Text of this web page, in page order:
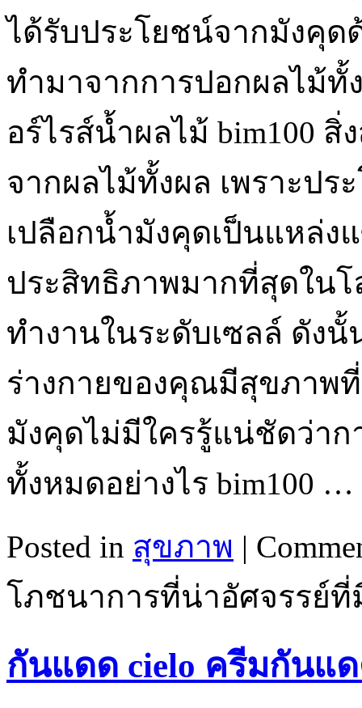
ได้รับประโยชน์จากมังคุ
ทำมาจากการปอกผลไม้ทั้
อร์ไรส์น้ำผลไม้ bim100
จากผลไม้ทั้งผล เพราะป
เปลือกน้ำมังคุดเป็นแหล่
ประสิทธิภาพมากที่สุดในโ
ทำงานในระดับเซลล์ ดัง
ร่างกายของคุณมีสุขภาพ
มังคุดไม่มีใครรู้แน่ชัดว่า
ทั้งหมดอย่างไร bim100 …
Posted in สุขภาพ |
โภชนาการที่น่าอัศจรรย์ที่
กันแดด cielo ครีมกันแ